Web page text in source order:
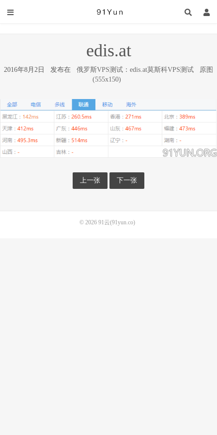
edis.at
2016年8月2日 发布在 俄罗斯VPS测试：edis.at莫斯科VPS测试
原图
(555x150)
上一张 下一张
© 2026 91云(91yun.co)